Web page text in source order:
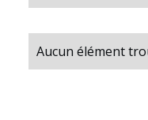
Aucun élément